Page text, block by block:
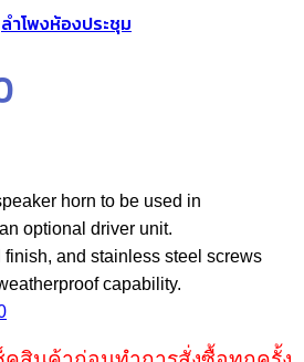
ลำโพงห้องประชุม
horn to be used in
optional driver unit.
finish, and stainless steel screws
capability.